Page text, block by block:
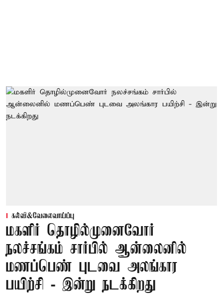
கல்வி&வேலைவாய்ப்பு
மகளிர் தொழில்முனைவோர்
நலச்சங்கம் சார்பில் ஆன்லைனில்
மணப்பெண் புடவை அலங்கார
பயிற்சி - இன்று நடக்கிறது